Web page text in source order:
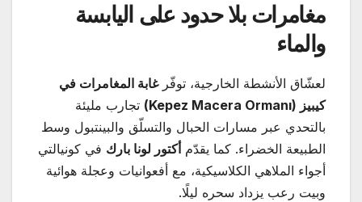
مغامرات بلا حدود على اليابسة
والماء
لعشّاق الأنشطة الخارجية، توفّرغابة المغامرات في
كيبيز (Kepez Macera Ormanı)
تجارب مليئة
بالتحدي عبر مسارات الحبال والتسلّق والبينتبول وسط
الطبيعة الخضراء. كما يقدّم أكتور لونا بارك في كونيالتي
أجواء الملاهي الكلاسيكية، مع أفعوانيات وعجلة هوائية
وبيت رعب يزداد سحره ليلًا.